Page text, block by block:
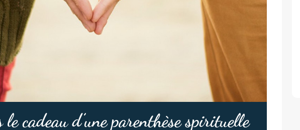
cadeau d’une parenthèse spirituelle